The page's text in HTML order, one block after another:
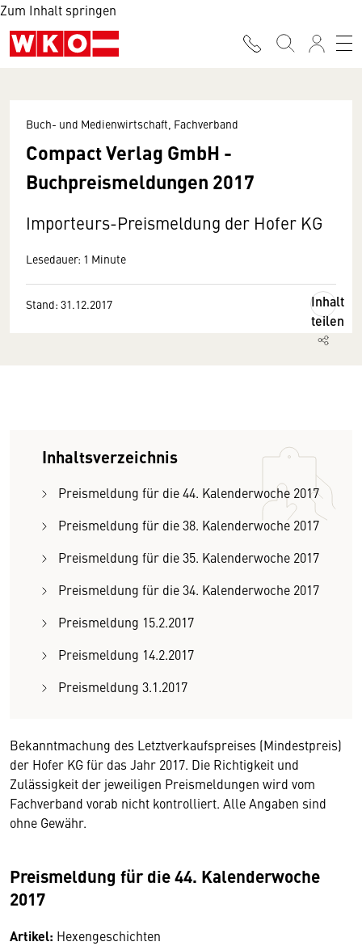
Zum Inhalt springen
Buch- und Medienwirtschaft, Fachverband
Compact Verlag GmbH -
Buchpreismeldungen 2017
Importeurs-Preismeldung der Hofer KG
Lesedauer: 1 Minute
Stand: 31.12.2017
Inhalt
teilen
Inhaltsverzeichnis
Preismeldung für die 44. Kalenderwoche 2017
Preismeldung für die 38. Kalenderwoche 2017
Preismeldung für die 35. Kalenderwoche 2017
Preismeldung für die 34. Kalenderwoche 2017
Preismeldung 15.2.2017
Preismeldung 14.2.2017
Preismeldung 3.1.2017
Bekanntmachung des Letztverkaufspreises (Mindestpreis)
der Hofer KG für das Jahr 2017. Die Richtigkeit und
Zulässigkeit der jeweiligen Preismeldungen wird vom
Fachverband vorab nicht kontrolliert. Alle Angaben sind
ohne Gewähr.
Preismeldung für die 44. Kalenderwoche
2017
Artikel: Hexengeschichten